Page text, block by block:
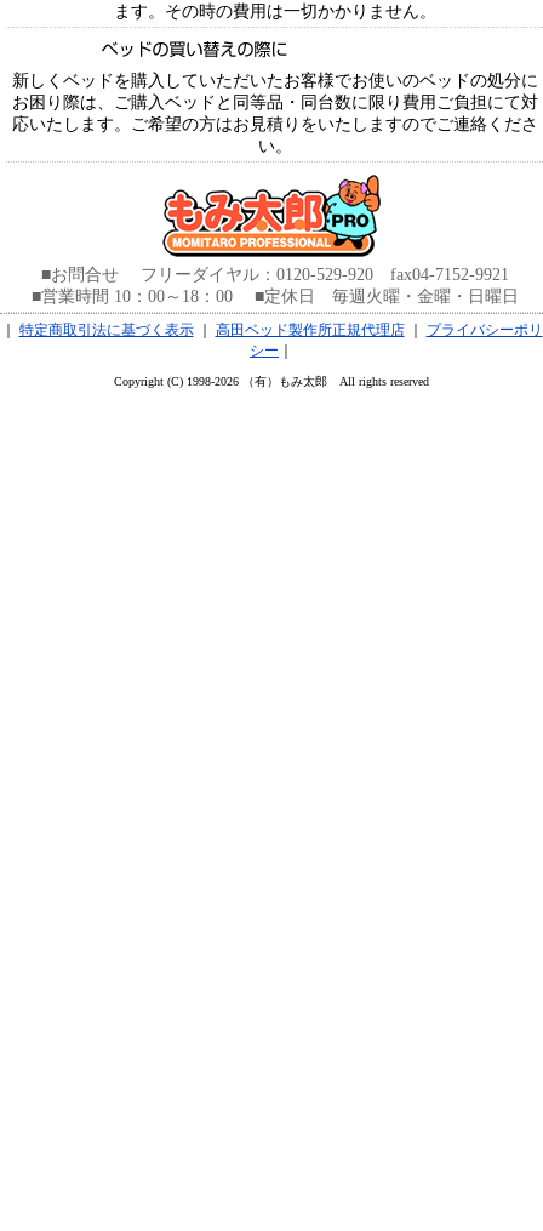
ます。その時の費用は一切かかりません。
新しくベッドを購入していただいたお客様でお使いのベッドの処分に
お困り際は、ご購入ベッドと同等品・同台数に限り費用ご負担にて対
応いたします。ご希望の方はお見積りをいたしますのでご連絡くださ
い。
■お問合せ フリーダイヤル：0120-529-920 fax04-7152-9921
■営業時間 10：00～18：00 ■定休日 毎週火曜・金曜・日曜日
｜ 特定商取引法に基づく表示｜ 高田ベッド製作所正規代理店｜
プライバシーポリ
シー ｜
Copyright (C) 1998-2026 （有）もみ太郎 All rights reserved